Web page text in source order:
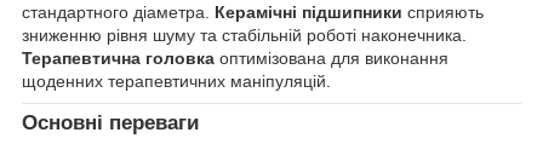
стандартного діаметра. Керамічні підшипники сприяють
зниженню рівня шуму та стабільній роботі наконечника.
Терапевтична головка оптимізована для виконання
щоденних терапевтичних маніпуляцій.
Основні переваги